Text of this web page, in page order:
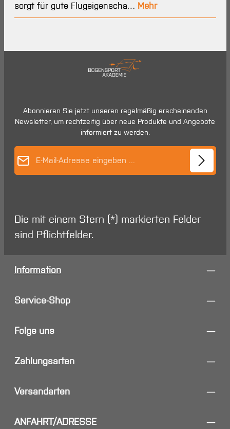
sorgt für gute Flugeigenscha… Mehr
Abonnieren Sie jetzt unseren regelmäßig erscheinenden
Newsletter, um rechtzeitig über neue Produkte und Angebote
informiert zu werden.
Die mit einem Stern (*) markierten Felder
sind Pflichtfelder.
Information
Service-Shop
Folge uns
Zahlungsarten
Versandarten
ANFAHRT/ADRESSE